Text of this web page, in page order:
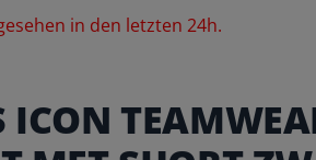
in den letzten24h.
ICON